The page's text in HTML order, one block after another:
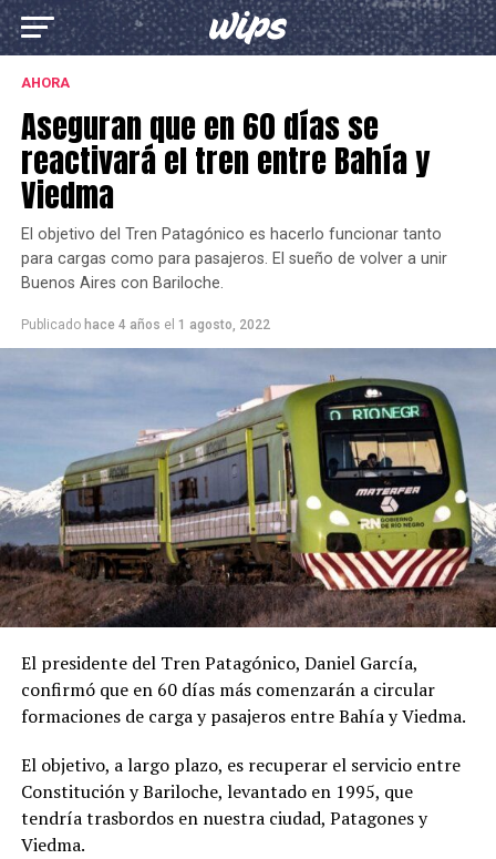
AHORA
Aseguran que en 60 días se
reactivará el tren entre Bahía y
Viedma
El objetivo del Tren Patagónico es hacerlo funcionar tanto
para cargas como para pasajeros. El sueño de volver a unir
Buenos Aires con Bariloche.
Publicado hace 4 años el 1 agosto, 2022
El presidente del Tren Patagónico, Daniel García,
confirmó que en 60 días más comenzarán a circular
formaciones de carga y pasajeros entre Bahía y Viedma.
El objetivo, a largo plazo, es recuperar el servicio entre
Constitución y Bariloche, levantado en 1995, que
tendría trasbordos en nuestra ciudad, Patagones y
Viedma.